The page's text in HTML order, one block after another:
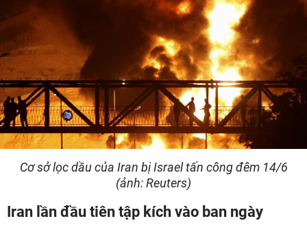
Cơ sở lọc dầu của Iran bị Israel tấn công đêm 14/6
(ảnh: Reuters)
Iran lần đầu tiên tập kích vào ban ngày